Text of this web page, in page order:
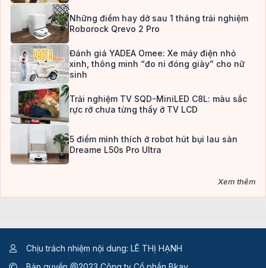
Những điểm hay dở sau 1 tháng trải nghiệm
Roborock Qrevo 2 Pro
Đánh giá YADEA Omee: Xe máy điện nhỏ
xinh, thông minh “đo ni đóng giày” cho nữ
sinh
Trải nghiệm TV SQD-MiniLED C8L: màu sắc
rực rỡ chưa từng thấy ở TV LCD
5 điểm mình thích ở robot hút bụi lau sàn
Dreame L50s Pro Ultra
Xem thêm
Chịu trách nhiệm nội dung: LÊ THỊ HẠNH